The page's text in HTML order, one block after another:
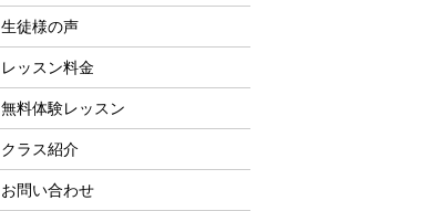
生徒様の声
レッスン料金
無料体験レッスン
クラス紹介
お問い合わせ